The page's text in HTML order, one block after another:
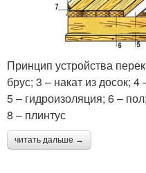
Принцип устройства
брус; 3 – накат из досок;
5 – гидроизоляция; 6 –
8 – плинтус
читать дальше →